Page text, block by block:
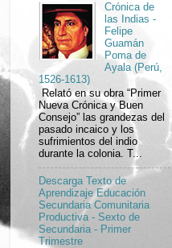
Crónica de
las Indias -
Felipe
Guamán
Poma de
Ayala (Perú,
1526-1613)
Relató en su obra “Primer
Nueva Crónica y Buen
Consejo” las grandezas del
pasado incaico y los
sufrimientos del indio
durante la colonia. T...
Descarga Texto de
Aprendizaje Educación
Secundaria Comunitaria
Productiva - Sexto de
Secundaria - Primer
Trimestre